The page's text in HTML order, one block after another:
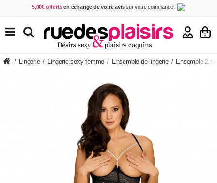
5,00€ offerts en échange de votre avissur votre commande !
Achetez aujourd'hui. Décidez quand payer !
Livraison en 48h
au prix de 2,90 € ! (Offerte dès 69,00€ d'achat)
0
TOUS NOS PRODUITS
/ Lingerie / Lingerie sexy femme / Ensemble de lingerie / Ensemble 2